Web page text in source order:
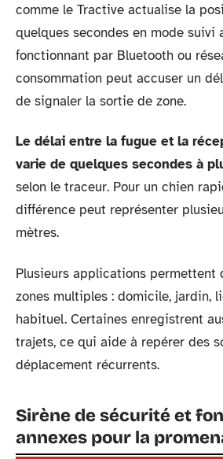
comme le Tractive actualise la
quelques secondes en mode suivi
fonctionnant par Bluetooth ou
consommation peut accuser un
de signaler la sortie de zone.
Le délai entre la fugue et la
varie de quelques secondes à
selon le traceur. Pour un chien
différence peut représenter
mètres.
Plusieurs applications permettent
zones multiples : domicile, jardin,
habituel. Certaines enregistrent
trajets, ce qui aide à repérer des
déplacement récurrents.
Sirène de sécurité et
annexes pour la